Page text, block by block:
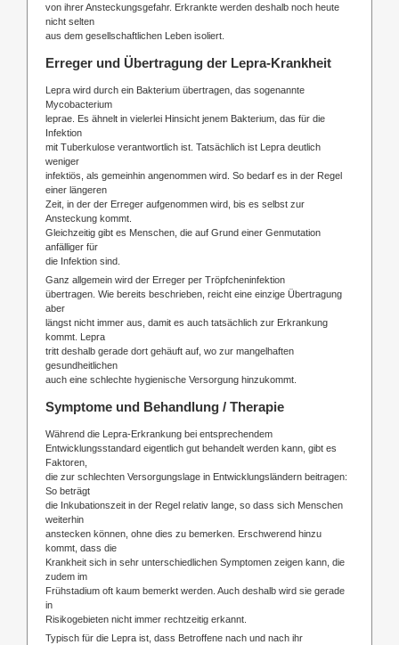
von ihrer Ansteckungsgefahr. Erkrankte werden deshalb noch heute
nicht selten
aus dem gesellschaftlichen Leben isoliert.
Erreger und Übertragung der Lepra-Krankheit
Lepra wird durch ein Bakterium übertragen, das sogenannte
Mycobacterium
leprae. Es ähnelt in vielerlei Hinsicht jenem Bakterium, das für die
Infektion
mit Tuberkulose verantwortlich ist. Tatsächlich ist Lepra deutlich
weniger
infektiös, als gemeinhin angenommen wird. So bedarf es in der Regel
einer längeren
Zeit, in der der Erreger aufgenommen wird, bis es selbst zur
Ansteckung kommt.
Gleichzeitig gibt es Menschen, die auf Grund einer Genmutation
anfälliger für
die Infektion sind.
Ganz allgemein wird der Erreger per Tröpfcheninfektion
übertragen. Wie bereits beschrieben, reicht eine einzige Übertragung
aber
längst nicht immer aus, damit es auch tatsächlich zur Erkrankung
kommt. Lepra
tritt deshalb gerade dort gehäuft auf, wo zur mangelhaften
gesundheitlichen
auch eine schlechte hygienische Versorgung hinzukommt.
Symptome und Behandlung / Therapie
Während die Lepra-Erkrankung bei entsprechendem
Entwicklungsstandard eigentlich gut behandelt werden kann, gibt es
Faktoren,
die zur schlechten Versorgungslage in Entwicklungsländern beitragen:
So beträgt
die Inkubationszeit in der Regel relativ lange, so dass sich Menschen
weiterhin
anstecken können, ohne dies zu bemerken. Erschwerend hinzu
kommt, dass die
Krankheit sich in sehr unterschiedlichen Symptomen zeigen kann, die
zudem im
Frühstadium oft kaum bemerkt werden. Auch deshalb wird sie gerade
in
Risikogebieten nicht immer rechtzeitig erkannt.
Typisch für die Lepra ist, dass Betroffene nach und nach ihr